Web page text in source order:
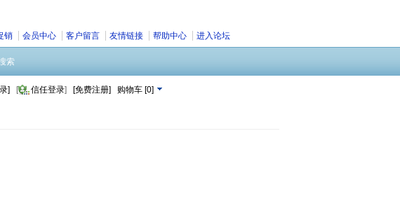
销 会员中心 客户留言 友情链接 帮助中心 进入论坛
索
] [ 信任登录] [免费注册] 购物车[0]